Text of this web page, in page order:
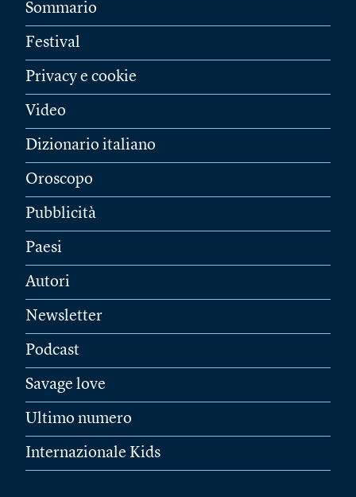
Sommario
Festival
Privacy e cookie
Video
Dizionario italiano
Oroscopo
Pubblicità
Paesi
Autori
Newsletter
Podcast
Savage love
Ultimo numero
Internazionale Kids